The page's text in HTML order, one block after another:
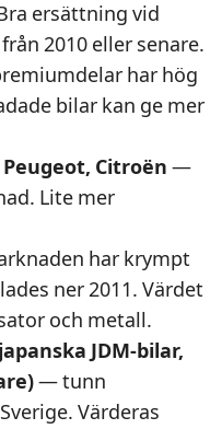
ersättning vid
2010 eller senare.
har hög
bilar kan ge mer
Citroën —
Lite mer
har krympt
ner 2011. Värdet
och metall.
JDM-bilar,
— tunn
Värderas